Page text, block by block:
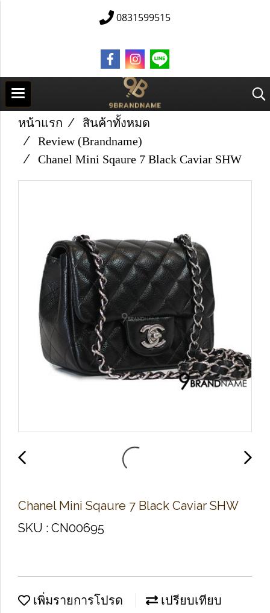
0831599515
หน้าแรก
สินค้าทั้งหมด
Review (Brandname)
Chanel Mini Sqaure 7 Black Caviar SHW
Chanel Mini Sqaure 7 Black Caviar SHW
SKU : CN00695
เพิ่มรายการโปรด เปรียบเทียบ